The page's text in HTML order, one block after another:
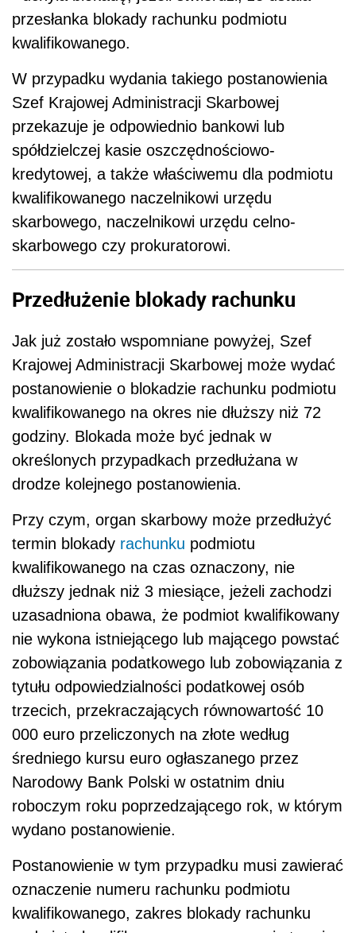
przesłanka blokady rachunku podmiotu
kwalifikowanego.
W przypadku wydania takiego postanowienia
Szef Krajowej Administracji Skarbowej
przekazuje je odpowiednio bankowi lub
spółdzielczej kasie oszczędnościowo-
kredytowej, a także właściwemu dla podmiotu
kwalifikowanego naczelnikowi urzędu
skarbowego, naczelnikowi urzędu celno-
skarbowego czy prokuratorowi.
Przedłużenie blokady rachunku
Jak już zostało wspomniane powyżej, Szef
Krajowej Administracji Skarbowej może wydać
postanowienie o blokadzie rachunku podmiotu
kwalifikowanego na okres nie dłuższy niż 72
godziny. Blokada może być jednak w
określonych przypadkach przedłużana w
drodze kolejnego postanowienia.
Przy czym, organ skarbowy może przedłużyć
termin blokady rachunku podmiotu
kwalifikowanego na czas oznaczony, nie
dłuższy jednak niż 3 miesiące, jeżeli zachodzi
uzasadniona obawa, że podmiot kwalifikowany
nie wykona istniejącego lub mającego powstać
zobowiązania podatkowego lub zobowiązania z
tytułu odpowiedzialności podatkowej osób
trzecich, przekraczających równowartość 10
000 euro przeliczonych na złote według
średniego kursu euro ogłaszanego przez
Narodowy Bank Polski w ostatnim dniu
roboczym roku poprzedzającego rok, w którym
wydano postanowienie.
Postanowienie w tym przypadku musi zawierać
oznaczenie numeru rachunku podmiotu
kwalifikowanego, zakres blokady rachunku